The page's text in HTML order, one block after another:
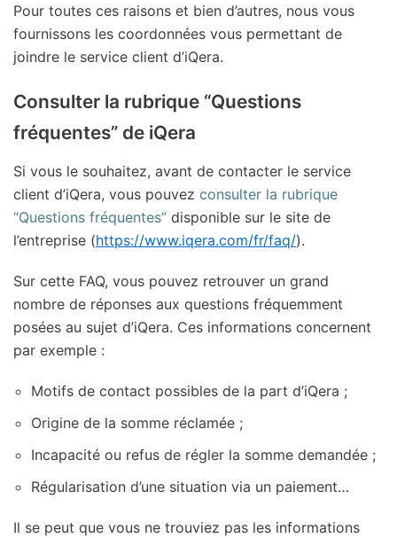
Pour toutes ces raisons et bien d’autres, nous vous
fournissons les coordonnées vous permettant de
joindre le service client d’iQera.
Consulter la rubrique “Questions
fréquentes” de iQera
Si vous le souhaitez, avant de contacter le service
client d’iQera, vous pouvez consulter la rubrique
“Questions fréquentes” disponible sur le site de
l’entreprise (https://www.iqera.com/fr/faq/).
Sur cette FAQ, vous pouvez retrouver un grand
nombre de réponses aux questions fréquemment
posées au sujet d’iQera. Ces informations concernent
par exemple :
Motifs de contact possibles de la part d’iQera ;
Origine de la somme réclamée ;
Incapacité ou refus de régler la somme demandée ;
Régularisation d’une situation via un paiement…
Il se peut que vous ne trouviez pas les informations